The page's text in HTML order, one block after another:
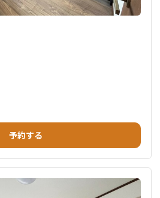
予約する